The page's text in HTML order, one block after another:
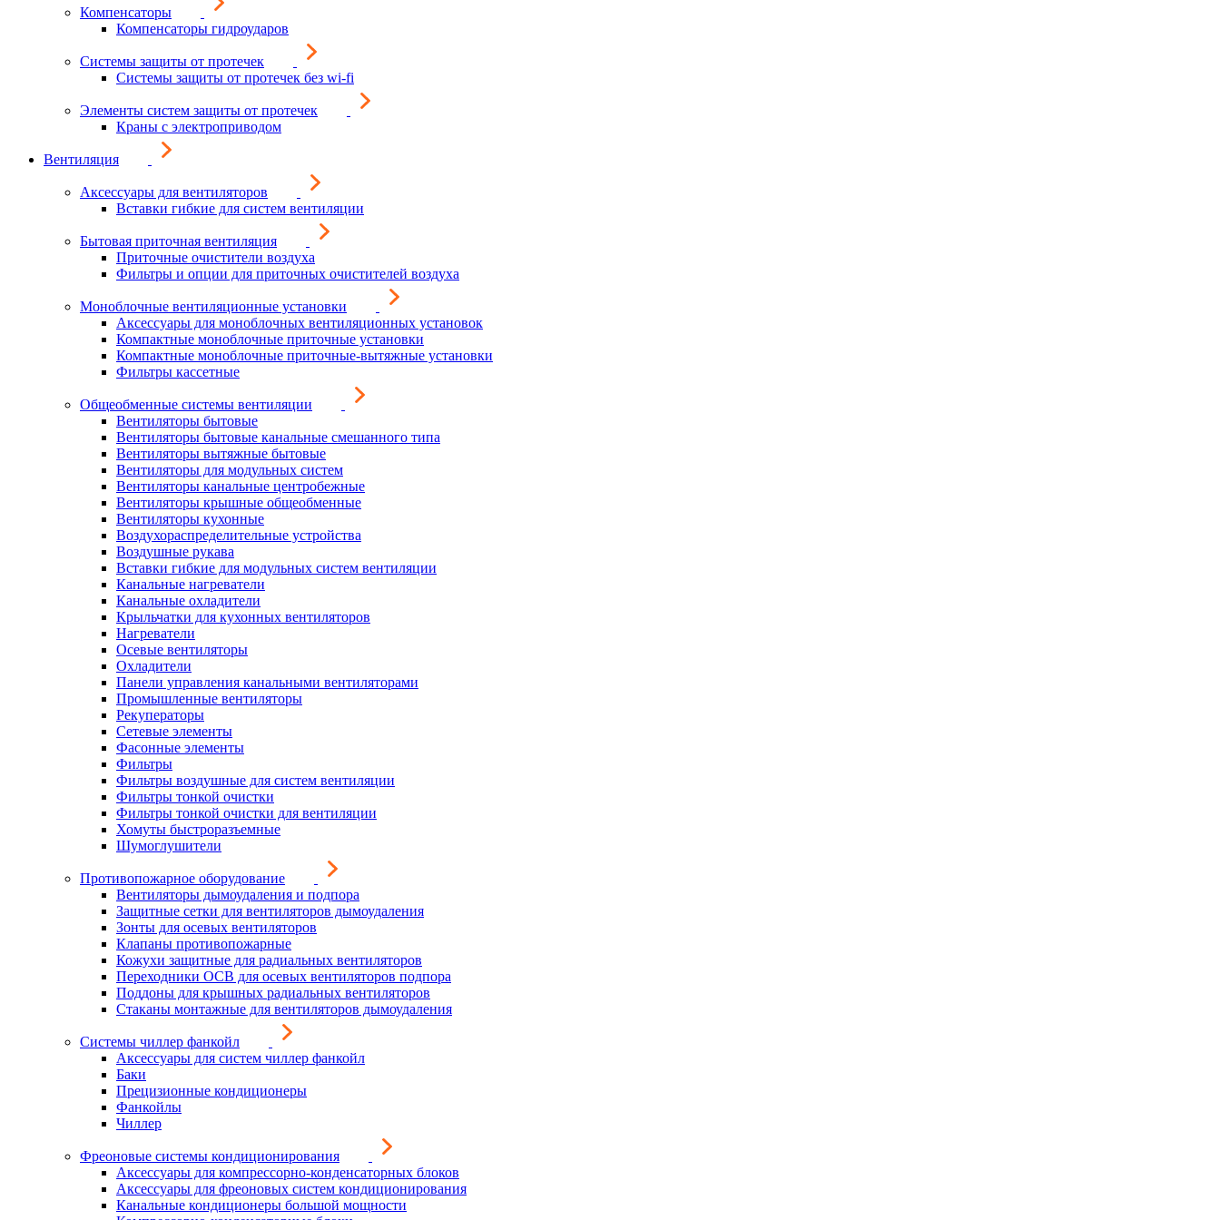
Компенсаторы
Компенсаторы гидроударов
Системы защиты от протечек
Системы защиты от протечек без wi-fi
Элементы систем защиты от протечек
Краны с электроприводом
Вентиляция
Аксессуары для вентиляторов
Вставки гибкие для систем вентиляции
Бытовая приточная вентиляция
Приточные очистители воздуха
Фильтры и опции для приточных очистителей воздуха
Моноблочные вентиляционные установки
Аксессуары для моноблочных вентиляционных установок
Компактные моноблочные приточные установки
Компактные моноблочные приточные-вытяжные установки
Фильтры кассетные
Общеобменные системы вентиляции
Вентиляторы бытовые
Вентиляторы бытовые канальные смешанного типа
Вентиляторы вытяжные бытовые
Вентиляторы для модульных систем
Вентиляторы канальные центробежные
Вентиляторы крышные общеобменные
Вентиляторы кухонные
Воздухораспределительные устройства
Воздушные рукава
Вставки гибкие для модульных систем вентиляции
Канальные нагреватели
Канальные охладители
Крыльчатки для кухонных вентиляторов
Нагреватели
Осевые вентиляторы
Охладители
Панели управления канальными вентиляторами
Промышленные вентиляторы
Рекуператоры
Сетевые элементы
Фасонные элементы
Фильтры
Фильтры воздушные для систем вентиляции
Фильтры тонкой очистки
Фильтры тонкой очистки для вентиляции
Хомуты быстроразъемные
Шумоглушители
Противопожарное оборудование
Вентиляторы дымоудаления и подпора
Защитные сетки для вентиляторов дымоудаления
Зонты для осевых вентиляторов
Клапаны противопожарные
Кожухи защитные для радиальных вентиляторов
Переходники ОСВ для осевых вентиляторов подпора
Поддоны для крышных радиальных вентиляторов
Стаканы монтажные для вентиляторов дымоудаления
Системы чиллер фанкойл
Аксессуары для систем чиллер фанкойл
Баки
Прецизионные кондиционеры
Фанкойлы
Чиллер
Фреоновые системы кондиционирования
Аксессуары для компрессорно-конденсаторных блоков
Аксессуары для фреоновых систем кондиционирования
Канальные кондиционеры большой мощности